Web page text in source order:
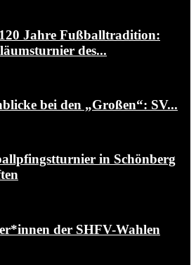
Jahre Fußballtradition:
des...
bei den „Großen“: SV...
in Schönberg
der SHFV-Wahlen